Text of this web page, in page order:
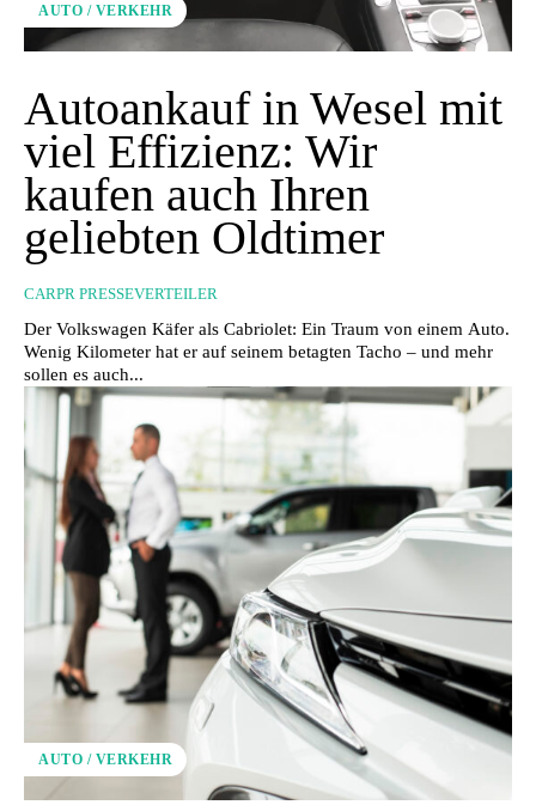
AUTO / VERKEHR
Autoankauf in Wesel mit
viel Effizienz: Wir
kaufen auch Ihren
geliebten Oldtimer
CARPR PRESSEVERTEILER
Der Volkswagen Käfer als Cabriolet: Ein Traum von einem Auto.
Wenig Kilometer hat er auf seinem betagten Tacho – und mehr
sollen es auch...
AUTO / VERKEHR